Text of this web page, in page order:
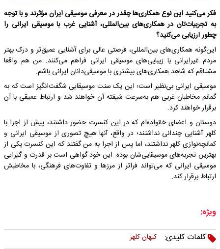
فکر می‌کنید این نوع همکاری‌ها چقدر در معرفی موسیقی ایران مؤثرند و با توجه
به تجربیات‌تان در همکاری‌های بین‌المللی، آشنایی غرب با موسیقی ایرانی را
چطور ارزیابی می‌کنید؟
این‌گونه همکاری‌های بین‌المللی، فرصتی عالی برای آشنایی عمیق‌تر و درک بهتر
مردم غیرایرانی با زیبایی‌های موسیقی ایرانی فراهم می‌کنند. من هم واقعا
مشتاقم که شاهد همکاری‌های بیشتری با موسیقی‌دانان ایرانی باشم.
موسیقی ایرانی بی‌نظیر است؛ این یک سنت موسیقایی شگفت‌انگیز است که به
گمانم مخاطبان غربی هم به‌سرعت شیفته‌ آن خواهند شد و ارتباط عمیقی با آن
برقرار خواهند کرد.
دوستان و اعضای خانواده‌ام که در این کنسرت حضور داشتند، پیش از اجرا با
کلهر آشنایی چندانی نداشتند؛ در واقع، آنها هیچ تصوری از موسیقی ایرانی و
کمانچه‌نوازی کلهر نداشتند، اما پس از اجرا به من گفتند که این کنسرت یکی از
بهترین تجربه‌های موسیقایی‌شان بوده. این خود گواهی است بر قدرت و گیرایی
موسیقی ایرانی که می‌تواند فراتر از مرزها و تفاوت‌های فرهنگی، با مخاطبش
ارتباط برقرار کند.
ویژه:
کلمات کلیدی:
کیهان کلهر